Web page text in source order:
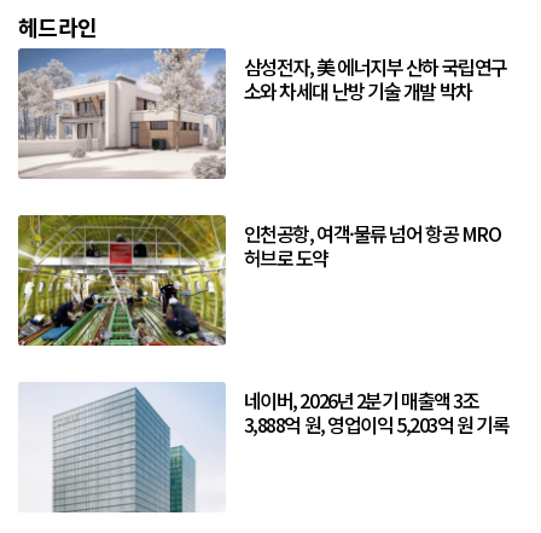
헤드라인
삼성전자, 美 에너지부 산하 국립연구
소와 차세대 난방 기술 개발 박차
인천공항, 여객·물류 넘어 항공 MRO
허브로 도약
네이버, 2026년 2분기 매출액 3조
3,888억 원, 영업이익 5,203억 원 기록